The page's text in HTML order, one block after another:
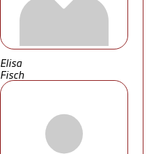
Elisa
Fisch